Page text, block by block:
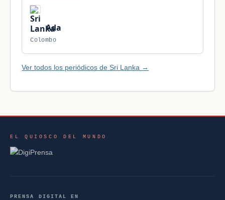
Ada
Colombo
Ver todos los periódicos de Sri Lanka →
EL QUIOSCO DEL MUNDO
PRENSA DIGITAL EN